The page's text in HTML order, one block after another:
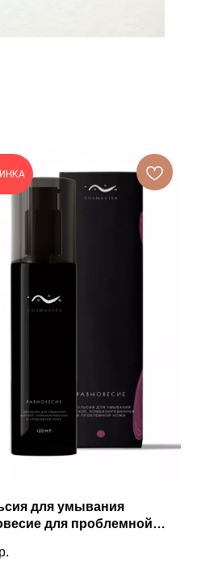
для умывания
для проблемной